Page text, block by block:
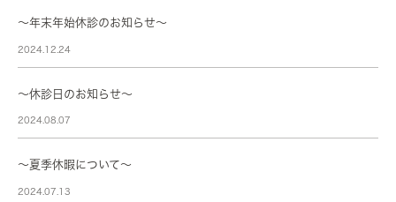
〜年末年始休診のお知らせ〜
2024.12.24
～休診日のお知らせ～
2024.08.07
～夏季休暇について～
2024.07.13